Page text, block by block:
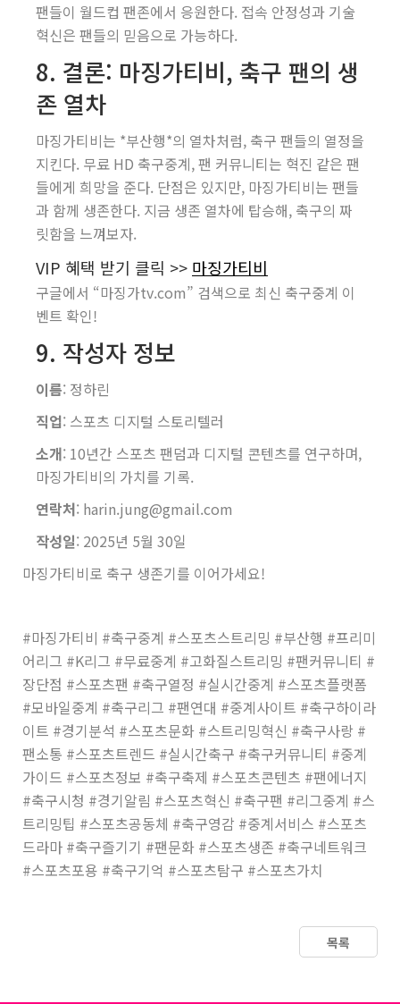
팬들이 월드컵 팬존에서 응원한다. 접속 안정성과 기술
혁신은 팬들의 믿음으로 가능하다.
8. 결론: 마징가티비, 축구 팬의 생
존 열차
마징가티비는 *부산행*의 열차처럼, 축구 팬들의 열정을
지킨다. 무료 HD 축구중계, 팬 커뮤니티는 혁진 같은 팬
들에게 희망을 준다. 단점은 있지만, 마징가티비는 팬들
과 함께 생존한다. 지금 생존 열차에 탑승해, 축구의 짜
릿함을 느껴보자.
VIP 혜택 받기 클릭 >> 마징가티비
구글에서 “마징가tv.com” 검색으로 최신 축구중계 이
벤트 확인!
9. 작성자 정보
이름: 정하린
직업: 스포츠 디지털 스토리텔러
소개: 10년간 스포츠 팬덤과 디지털 콘텐츠를 연구하며,
마징가티비의 가치를 기록.
연락처: harin.jung@gmail.com
작성일: 2025년 5월 30일
마징가티비로 축구 생존기를 이어가세요!
#마징가티비 #축구중계 #스포츠스트리밍 #부산행 #프리미
어리그 #K리그 #무료중계 #고화질스트리밍 #팬커뮤니티 #
장단점 #스포츠팬 #축구열정 #실시간중계 #스포츠플랫폼
#모바일중계 #축구리그 #팬연대 #중계사이트 #축구하이라
이트 #경기분석 #스포츠문화 #스트리밍혁신 #축구사랑 #
팬소통 #스포츠트렌드 #실시간축구 #축구커뮤니티 #중계
가이드 #스포츠정보 #축구축제 #스포츠콘텐츠 #팬에너지
#축구시청 #경기알림 #스포츠혁신 #축구팬 #리그중계 #스
트리밍팁 #스포츠공동체 #축구영감 #중계서비스 #스포츠
드라마 #축구즐기기 #팬문화 #스포츠생존 #축구네트워크
#스포츠포용 #축구기억 #스포츠탐구 #스포츠가치
목록